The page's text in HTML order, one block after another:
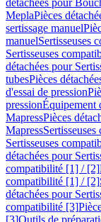
détachées pour
MeplaPièces
sertissage manuel
manuelSertisseuses
Sertisseuses
détachées pour
tubesPièces
d'essai de pression
pressionÉquipement
MapressPièces
Mapress
Sertisseuses
détachées pour
compatibilité [1] / [2]
compatibilité [1] / [2]
détachées pour
compatibilité [3]
[3]Outils de